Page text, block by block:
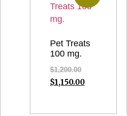
Pet Treats
100 mg.
$1,200.00
$1,150.00